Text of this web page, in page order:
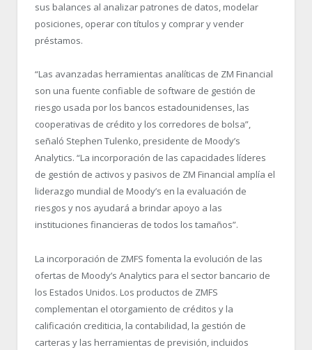
sus balances al analizar patrones de datos, modelar
posiciones, operar con títulos y comprar y vender
préstamos.
“Las avanzadas herramientas analíticas de ZM Financial
son una fuente confiable de software de gestión de
riesgo usada por los bancos estadounidenses, las
cooperativas de crédito y los corredores de bolsa”,
señaló Stephen Tulenko, presidente de Moody’s
Analytics. “La incorporación de las capacidades líderes
de gestión de activos y pasivos de ZM Financial amplía el
liderazgo mundial de Moody’s en la evaluación de
riesgos y nos ayudará a brindar apoyo a las
instituciones financieras de todos los tamaños”.
La incorporación de ZMFS fomenta la evolución de las
ofertas de Moody’s Analytics para el sector bancario de
los Estados Unidos. Los productos de ZMFS
complementan el otorgamiento de créditos y la
calificación crediticia, la contabilidad, la gestión de
carteras y las herramientas de previsión, incluidos